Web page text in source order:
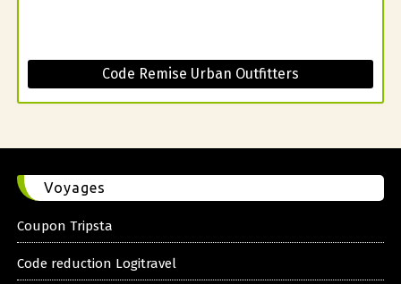
Code Remise Urban Outfitters
Voyages
Coupon Tripsta
Code reduction Logitravel